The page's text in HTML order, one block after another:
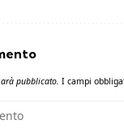
pubblicato. I campi